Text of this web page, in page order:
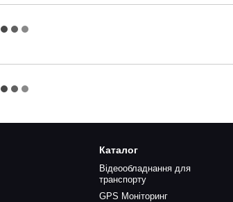
Каталог
Відеообладнання для
транспорту
GPS Моніторинг